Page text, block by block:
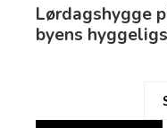
Lørdagshygge
byens